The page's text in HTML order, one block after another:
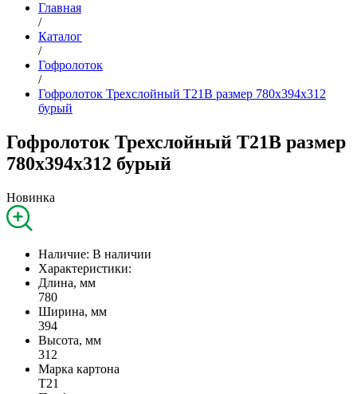
Главная
/
Каталог
/
Гофролоток
/
Гофролоток Трехслойный Т21B размер 780x394x312
бурый
Гофролоток Трехслойный Т21B размер
780x394x312 бурый
Новинка
Наличие: В наличии
Характеристики:
Длина, мм
780
Ширина, мм
394
Высота, мм
312
Марка картона
Т21